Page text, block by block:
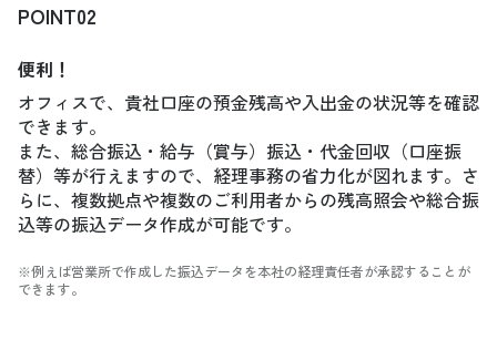
POINT02
便利！
オフィスで、貴社口座の預金残高や入出金の状況等を確認
できます。
また、総合振込・給与（賞与）振込・代金回収（口座振
替）等が行えますので、経理事務の省力化が図れます。さ
らに、複数拠点や複数のご利用者からの残高照会や総合振
込等の振込データ作成が可能です。
※例えば営業所で作成した振込データを本社の経理責任者が承認することが
できます。